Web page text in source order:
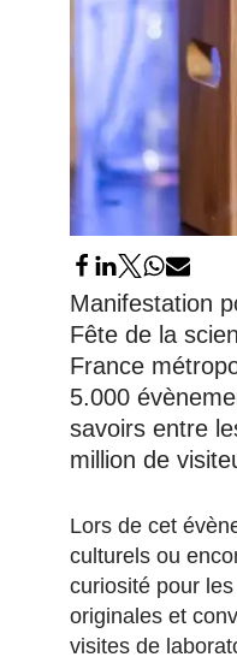
Manifestation
Fête de la
France
5.000
savoirs entre
million de
Lors de cet
culturels ou
curiosité pour
originales et
visites de